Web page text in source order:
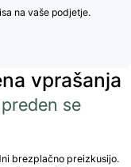
na vaše podjetje.
vprašanja
se
brezplačno preizkusijo.